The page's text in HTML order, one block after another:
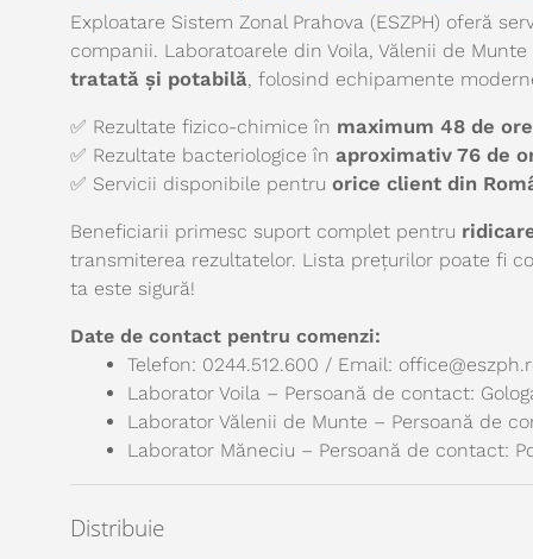
Exploatare Sistem Zonal Prahova (ESZPH) oferă
companii. Laboratoarele din Voila, Vălenii de
tratată și potabilă, folosind echipamente
✅ Rezultate fizico-chimice în maximum 48 de ore
✅ Rezultate bacteriologice în aproximativ 76 de
✅ Servicii disponibile pentru orice client din
Beneficiarii primesc suport complet pentru
transmiterea rezultatelor. Lista prețurilor poate fi
ta este sigură!
Date de contact pentru comenzi:
Telefon: 0244.512.600 / Email:
Laborator Voila – Persoană de contact:
Laborator Vălenii de Munte – Persoană de
Laborator Măneciu – Persoană de contact:
Distribuie